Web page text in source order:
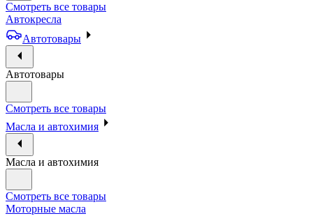
Смотреть все товары
Автокресла
Автотовары
Автотовары
Смотреть все товары
Масла и автохимия
Масла и автохимия
Смотреть все товары
Моторные масла